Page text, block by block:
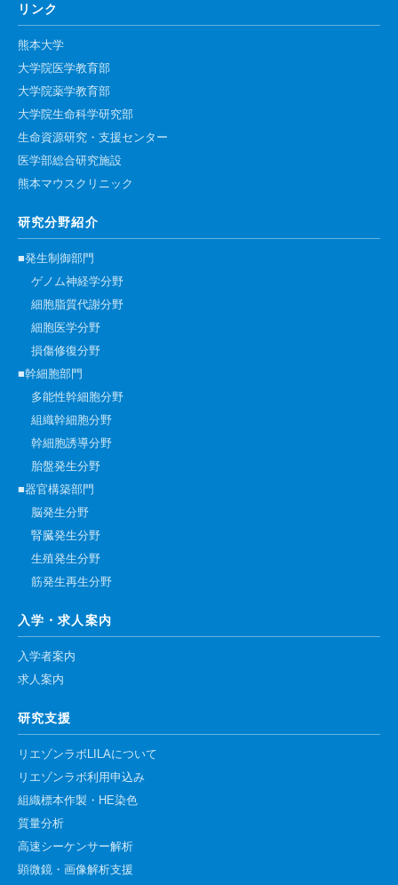
バイオインフォマティクス
研究試料供給
In situ hybridization
キャピラリーシーケンス
共通機器予約
カンファレンス・ルーム予約
大判プリンター予約
リンク
熊本大学
大学院医学教育部
大学院薬学教育部
大学院生命科学研究部
生命資源研究・支援センター
医学部総合研究施設
熊本マウスクリニック
研究分野紹介
■発生制御部門
ゲノム神経学分野
細胞脂質代謝分野
細胞医学分野
損傷修復分野
■幹細胞部門
多能性幹細胞分野
組織幹細胞分野
幹細胞誘導分野
胎盤発生分野
■器官構築部門
脳発生分野
腎臓発生分野
生殖発生分野
筋発生再生分野
入学・求人案内
入学者案内
求人案内
研究支援
リエゾンラボLILAについて
リエゾンラボ利用申込み
組織標本作製・HE染色
質量分析
高速シーケンサー解析
顕微鏡・画像解析支援